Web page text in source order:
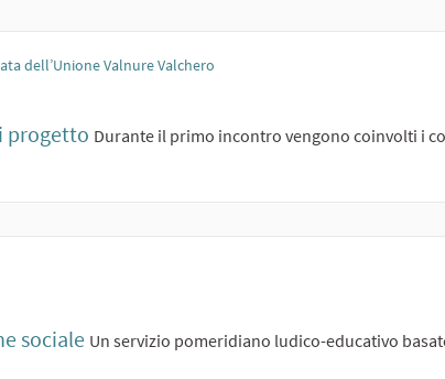
dell’Unione Valnure Valchero
progetto Durante il primo incontro vengono coinvolti i
sociale Un servizio pomeridiano ludico-educativo